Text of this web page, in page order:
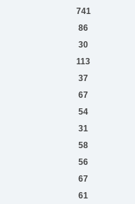
741
86
30
113
37
67
54
31
58
56
67
61